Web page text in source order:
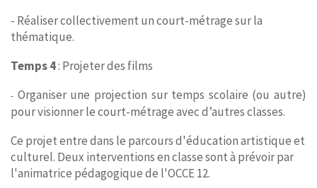
- Réaliser collectivement un court-métrage sur la
thématique.
Temps 4: Projeter des films
- Organiser une projection sur temps scolaire (ou autre)
pour visionner le court-métrage avec d’autres classes.
Ce projet entre dans le parcours d'éducation artistique et
culturel. Deux interventions en classe sont à prévoir par
l'animatrice pédagogique de l'OCCE 12.